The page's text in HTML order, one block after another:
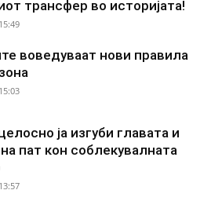
трансфер во историјата!
воведуваат нови правила
ја изгуби главата и
пат кон соблекувалната